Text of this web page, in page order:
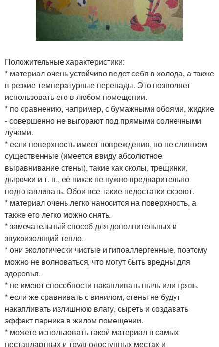
Положительные характеристики:
* материал очень устойчиво ведет себя в холода, а также
в резкие температурные перепады. Это позволяет
использовать его в любом помещении.
* по сравнению, например, с бумажными обоями, жидкие
- совершенно не выгорают под прямыми солнечными
лучами.
* если поверхность имеет повреждения, но не слишком
существенные (имеется ввиду абсолютное
выравнивание стены), такие как сколы, трещинки,
дырочки и т. п., её никак не нужно предварительно
подготавливать. Обои все такие недостатки скроют.
* материал очень легко наносится на поверхность, а
также его легко можно снять.
* замечательный способ для дополнительных и
звукоизоляций тепло.
* они экологически чистые и гипоаллергенные, поэтому
можно не волноваться, что могут быть вредны для
здоровья.
* не имеют способности накапливать пыль или грязь.
* если же сравнивать с винилом, стены не будут
накапливать излишнюю влагу, сыреть и создавать
эффект парника в жилом помещении.
* можете использовать такой материал в самых
нестандартных и труднодоступных местах и